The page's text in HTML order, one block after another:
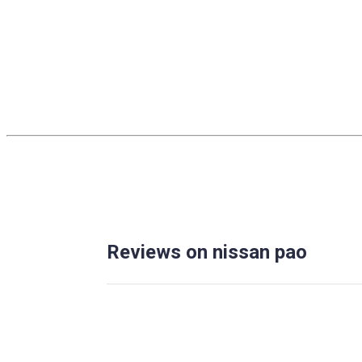
Reviews on nissan pao